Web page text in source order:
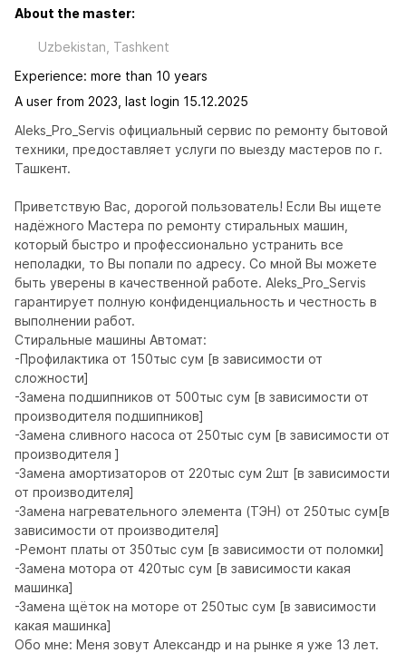
About the master:
Uzbekistan, Tashkent
Experience: more than 10 years
A user from 2023, last login 15.12.2025
Aleks_Pro_Servis официальный сервис по ремонту бытовой
техники, предоставляет услуги по выезду мастеров по г.
Ташкент.
Приветствую Вас, дорогой пользователь! Если Вы ищете
надёжного Мастера по ремонту стиральных машин,
который быстро и профессионально устранить все
неполадки, то Вы попали по адресу. Со мной Вы можете
быть уверены в качественной работе. Aleks_Pro_Servis
гарантирует полную конфиденциальность и честность в
выполнении работ.
Стиральные машины Автомат:
-Профилактика от 150тыс сум [в зависимости от
сложности]
-Замена подшипников от 500тыс сум [в зависимости от
производителя подшипников]
-Замена сливного насоса от 250тыс сум [в зависимости от
производителя ]
-Замена амортизаторов от 220тыс сум 2шт [в зависимости
от производителя]
-Замена нагревательного элемента (ТЭН) от 250тыс сум[в
зависимости от производителя]
-Ремонт платы от 350тыс сум [в зависимости от поломки]
-Замена мотора от 420тыс сум [в зависимости какая
машинка]
-Замена щёток на моторе от 250тыс сум [в зависимости
какая машинка]
Обо мне: Меня зовут Александр и на рынке я уже 13 лет.